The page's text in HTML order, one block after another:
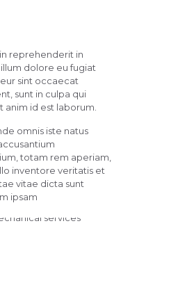
reprehenderit in
dolore eu fugiat
sint occaecat
sunt in culpa qui
id est laborum.
omnis iste natus
totam rem aperiam,
inventore veritatis et
vitae dicta sunt
ipsam